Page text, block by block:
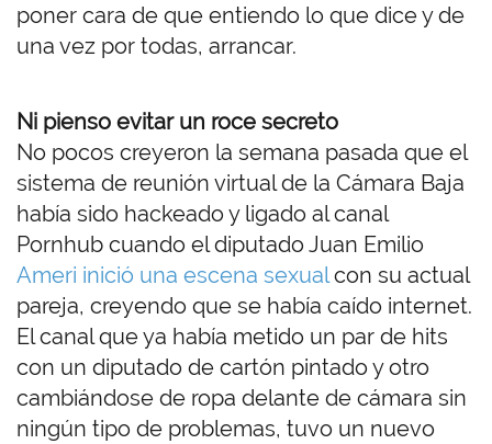
poner cara de que entiendo lo que dice y de
una vez por todas, arrancar.
Ni pienso evitar un roce secreto
No pocos creyeron la semana pasada que el
sistema de reunión virtual de la Cámara Baja
había sido hackeado y ligado al canal
Pornhub cuando el diputado Juan Emilio
Ameri inició una escena sexualcon su actual
pareja, creyendo que se había caído internet.
El canal que ya había metido un par de hits
con un diputado de cartón pintado y otro
cambiándose de ropa delante de cámara sin
ningún tipo de problemas, tuvo un nuevo